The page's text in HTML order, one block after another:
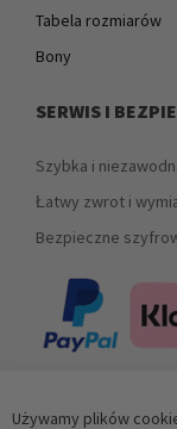
Tabela rozmiarów
Bony
SERWIS I
Szybka i
Łatwy zwrot i
Bezpieczne
Używamy plików